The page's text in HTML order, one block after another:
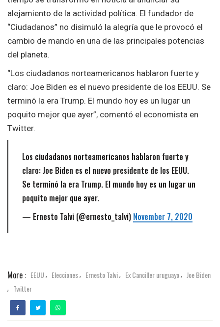
alejamiento de la actividad política. El fundador de
“Ciudadanos” no disimuló la alegría que le provocó el
cambio de mando en una de las principales potencias
del planeta.
“Los ciudadanos norteamericanos hablaron fuerte y
claro: Joe Biden es el nuevo presidente de los EEUU. Se
terminó la era Trump. El mundo hoy es un lugar un
poquito mejor que ayer”, comentó el economista en
Twitter.
Los ciudadanos norteamericanos hablaron fuerte y
claro: Joe Biden es el nuevo presidente de los EEUU.
Se terminó la era Trump. El mundo hoy es un lugar un
poquito mejor que ayer.
— Ernesto Talvi (@ernesto_talvi) November 7, 2020
More : EEUU , Elecciones, Ernesto Talvi, Ex Canciller uruguayo, Joe Biden
, Twitter